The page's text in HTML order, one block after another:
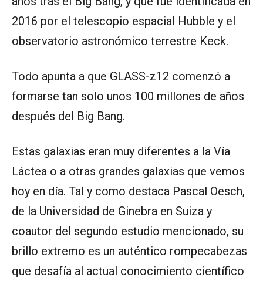
2016 por el telescopio espacial Hubble y el
observatorio astronómico terrestre Keck.
Todo apunta a que GLASS-z12 comenzó a
formarse tan solo unos 100 millones de años
después del Big Bang.
Estas galaxias eran muy diferentes a la Vía
Láctea o a otras grandes galaxias que vemos
hoy en día. Tal y como destaca Pascal Oesch,
de la Universidad de Ginebra en Suiza y
coautor del segundo estudio mencionado, su
brillo extremo es un auténtico rompecabezas
que desafía al actual conocimiento científico